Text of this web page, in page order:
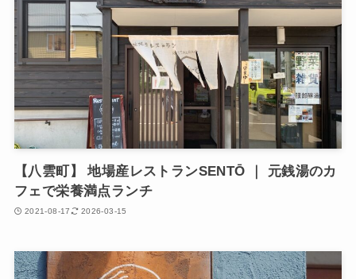
【八雲町】 地場産レストランSENTŌ ｜ 元銭湯のカ
フェで栄養満点ランチ
2021-08-17 2026-03-15